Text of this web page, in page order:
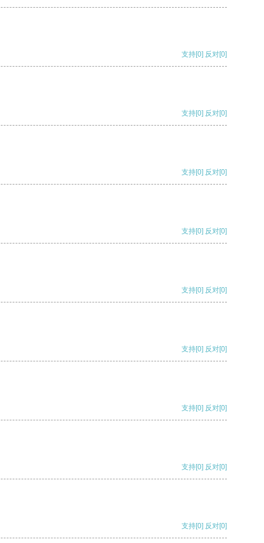
支持[0] 反对[0]
支持[0] 反对[0]
支持[0] 反对[0]
支持[0] 反对[0]
支持[0] 反对[0]
支持[0] 反对[0]
支持[0] 反对[0]
支持[0] 反对[0]
支持[0] 反对[0]